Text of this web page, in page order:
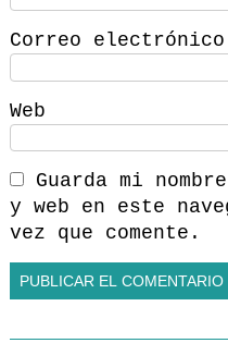
Correo electrónico
Web
Guarda mi
y web en este
vez que comente.